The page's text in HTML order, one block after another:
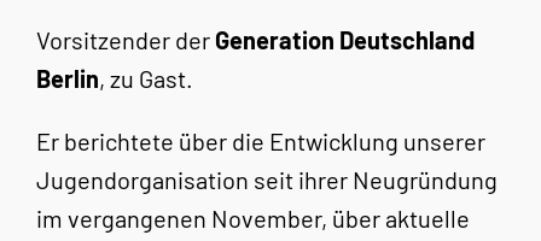
Vorsitzender der Generation Deutschland
Berlin, zu Gast.
Er berichtete über die Entwicklung unserer
Jugendorganisation seit ihrer Neugründung
im vergangenen November, über aktuelle